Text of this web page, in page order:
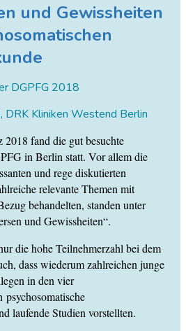
und Gewissheiten
DGPFG 2018
Kliniken Westend Berlin
fand die gut besuchte
in Berlin statt. Vor allem die
und rege diskutierten
relevante Themen mit
behandelten, standen unter
und Gewissheiten“.
die hohe Teilnehmerzahl bei dem
dass wiederum zahlreichen junge
in den vier
psychosomatische
laufende Studien vorstellten.